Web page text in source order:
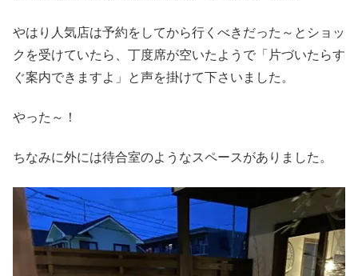
やはり人気店は予約をしてから行くべきだった～とショッ
クを受けていたら、丁度席が空いたようで「片づいたらす
ぐ案内できますよ」と声を掛けて下さいました。
やった～！
ちなみに外には待合室のようなスペースがありました。